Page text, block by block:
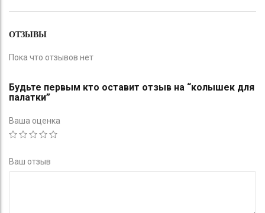
ОТЗЫВЫ
Пока что отзывов нет
Будьте первым кто оставит отзыв на “колышек для
палатки”
Ваша оценка
Ваш отзыв